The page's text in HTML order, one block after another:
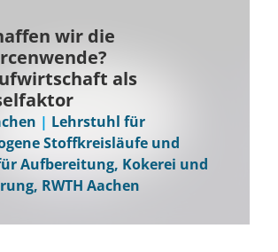
wir die
als
| Lehrstuhl für
Stoffkreisläufe und
Aufbereitung, Kokerei und
RWTH Aachen